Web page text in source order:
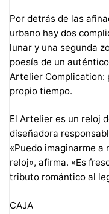
Por detrás de las
urbano hay dos
lunar y una segunda
poesía de un
Artelier Complication:
propio tiempo.
El Artelier es un reloj
diseñadora
«Puedo imaginarme
reloj», afirma. «Es
tributo romántico al
CAJA